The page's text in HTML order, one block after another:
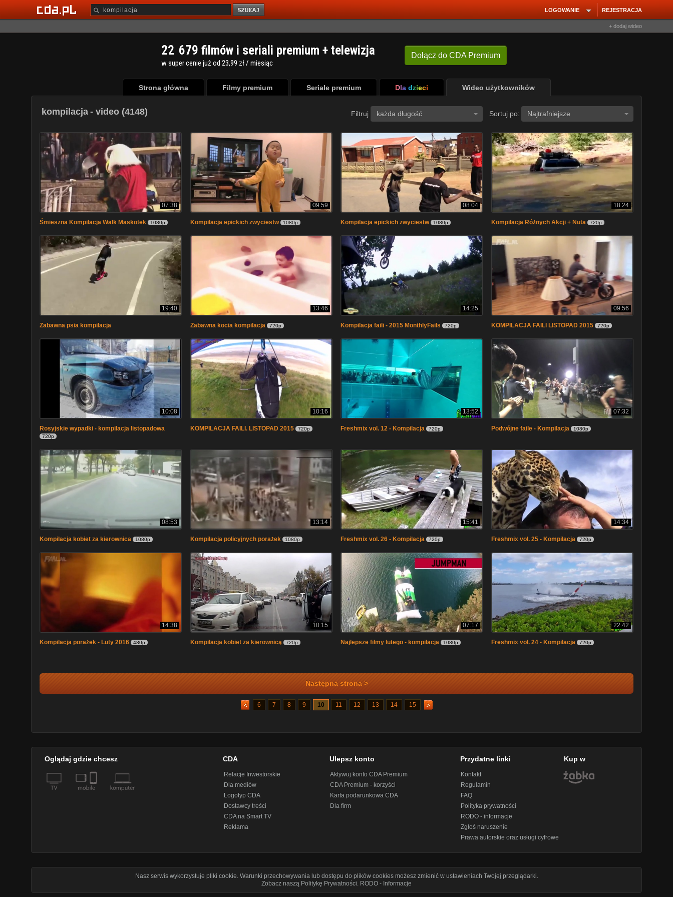
REJESTRACJA
LOGOWANIE
+ dodaj wideo
Dołącz do CDA Premium
22 679 filmów i seriali premium + telewizja
w super cenie już od 23,99 zł / miesiąc
Strona główna Filmy premium Seriale premium Dla dzieci Wideo użytkowników
kompilacja - video (4148) Filtruj każda długość Sortuj po: Najtrafniejsze
07:38
Śmieszna Kompilacja Walk Maskotek 1080p
09:59
Kompilacja epickich zwyciestw 1080p
08:04
Kompilacja epickich zwyciestw 1080p
18:24
Kompilacja Różnych Akcji + Nuta 720p
19:40
Zabawna psia kompilacja
13:46
Zabawna kocia kompilacja 720p
14:25
Kompilacja faili - 2015 MonthlyFails 720p
09:56
KOMPILACJA FAILI LISTOPAD 2015 720p
10:08
Rosyjskie wypadki - kompilacja listopadowa
720p
10:16
KOMPILACJA FAILI. LISTOPAD 2015 720p
13:52
Freshmix vol. 12 - Kompilacja 720p
07:32
Podwójne faile - Kompilacja 1080p
08:53
Kompilacja kobiet za kierownica 1080p
13:14
Kompilacja policyjnych porażek 1080p
15:41
Freshmix vol. 26 - Kompilacja 720p
14:34
Freshmix vol. 25 - Kompilacja 720p
14:38
Kompilacja porażek - Luty 2016 480p
10:15
Kompilacja kobiet za kierownicą 720p
07:17
Najlepsze filmy lutego - kompilacja 1080p
22:42
Freshmix vol. 24 - Kompilacja 720p
Następna strona >
6 7 8 9 10 11 12 13 14 15
Oglądaj gdzie chcesz CDA
Relacje Inwestorskie
Dla mediów
Logotyp CDA
Dostawcy treści
CDA na Smart TV
Reklama
Ulepsz konto
Aktywuj konto CDA Premium
CDA Premium - korzyści
Karta podarunkowa CDA
Dla firm
Przydatne linki
Kontakt
Regulamin
FAQ
Polityka prywatności
RODO - informacje
Zgłoś naruszenie
Prawa autorskie oraz usługi cyfrowe
Kup w
Nasz serwis wykorzystuje pliki cookie. Warunki przechowywania lub dostępu do plików cookies możesz zmienić w ustawieniach Twojej przeglądarki.
Zobacz naszą Politykę Prywatności. RODO - Informacje